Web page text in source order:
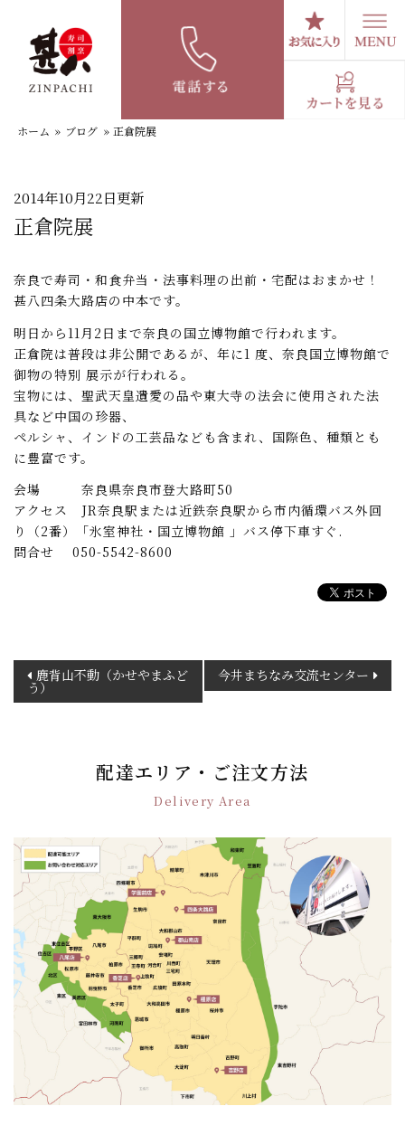
スタッフブログ
ホーム » ブログ » 正倉院展
2014年10月22日更新
正倉院展
奈良で寿司・和食弁当・法事料理の出前・宅配はおまかせ！
甚八四条大路店の中本です。
明日から11月2日まで奈良の国立博物館で行われます。
正倉院は普段は非公開であるが、年に1 度、奈良国立博物館で
御物の特別 展示が行われる。
宝物には、聖武天皇遺愛の品や東大寺の法会に使用された法
具など中国の珍器、
ペルシャ、インドの工芸品なども含まれ、国際色、種類とも
に豊富です。
会場 奈良県奈良市登大路町50
アクセス JR奈良駅または近鉄奈良駅から市内循環バス外回
り（2番）「氷室神社・国立博物館 」バス停下車すぐ.
問合せ 050-5542-8600
ン
鹿背山不動（かせやまふど
う）
今井まちなみ交流センター
配達エリア・ご注文方法
Delivery Area